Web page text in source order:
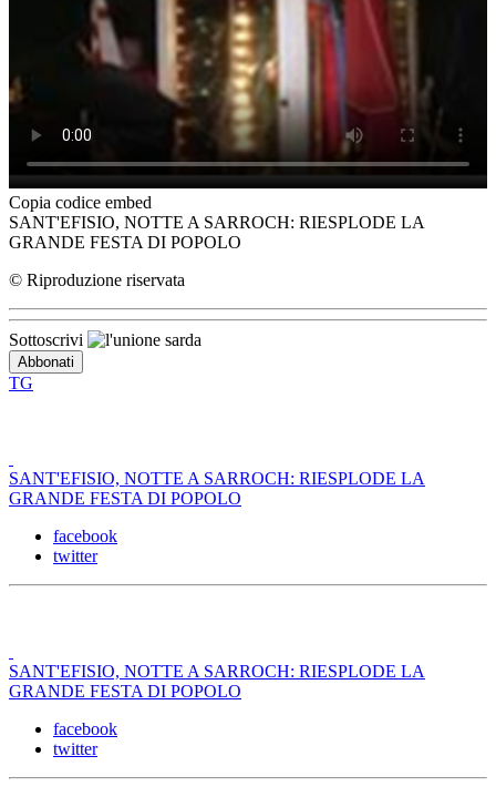
Copia codice embed
SANT'EFISIO, NOTTE A SARROCH: RIESPLODE LA
GRANDE FESTA DI POPOLO
© Riproduzione riservata
Sottoscrivi
TG
SANT'EFISIO, NOTTE A SARROCH: RIESPLODE LA
GRANDE FESTA DI POPOLO
facebook
twitter
SANT'EFISIO, NOTTE A SARROCH: RIESPLODE LA
GRANDE FESTA DI POPOLO
facebook
twitter